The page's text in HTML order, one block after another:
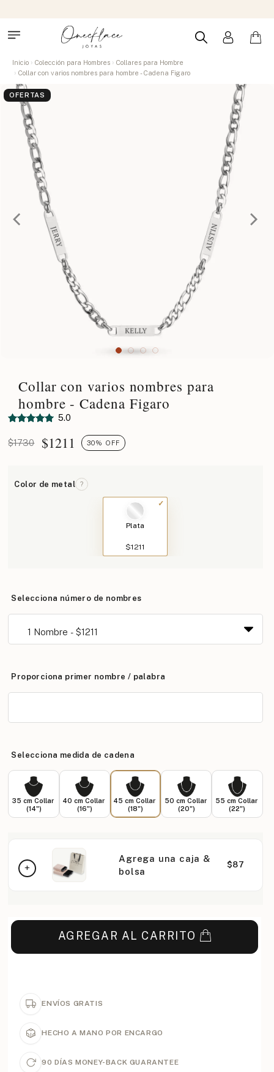
Inicio Colección para Hombres
Collares para Hombre
Collar con varios nombres para hombre - Cadena Figaro
OFERTAS
Collar con varios nombres para
hombre - Cadena Figaro
5.0
$1730 $1211 30% OFF
Color de metal ?
Plata
$1211
Selecciona número de nombres
Proporciona primer nombre / palabra
Selecciona medida de cadena
35 cm Collar
(14")
40 cm Collar
(16")
45 cm Collar
(18")
50 cm Collar
(20")
55 cm Collar
(22")
Agrega una caja &
bolsa
$87
AGREGAR AL CARRITO
ENVÍOS GRATIS
HECHO A MANO POR ENCARGO
90 DÍAS MONEY-BACK GUARANTEE